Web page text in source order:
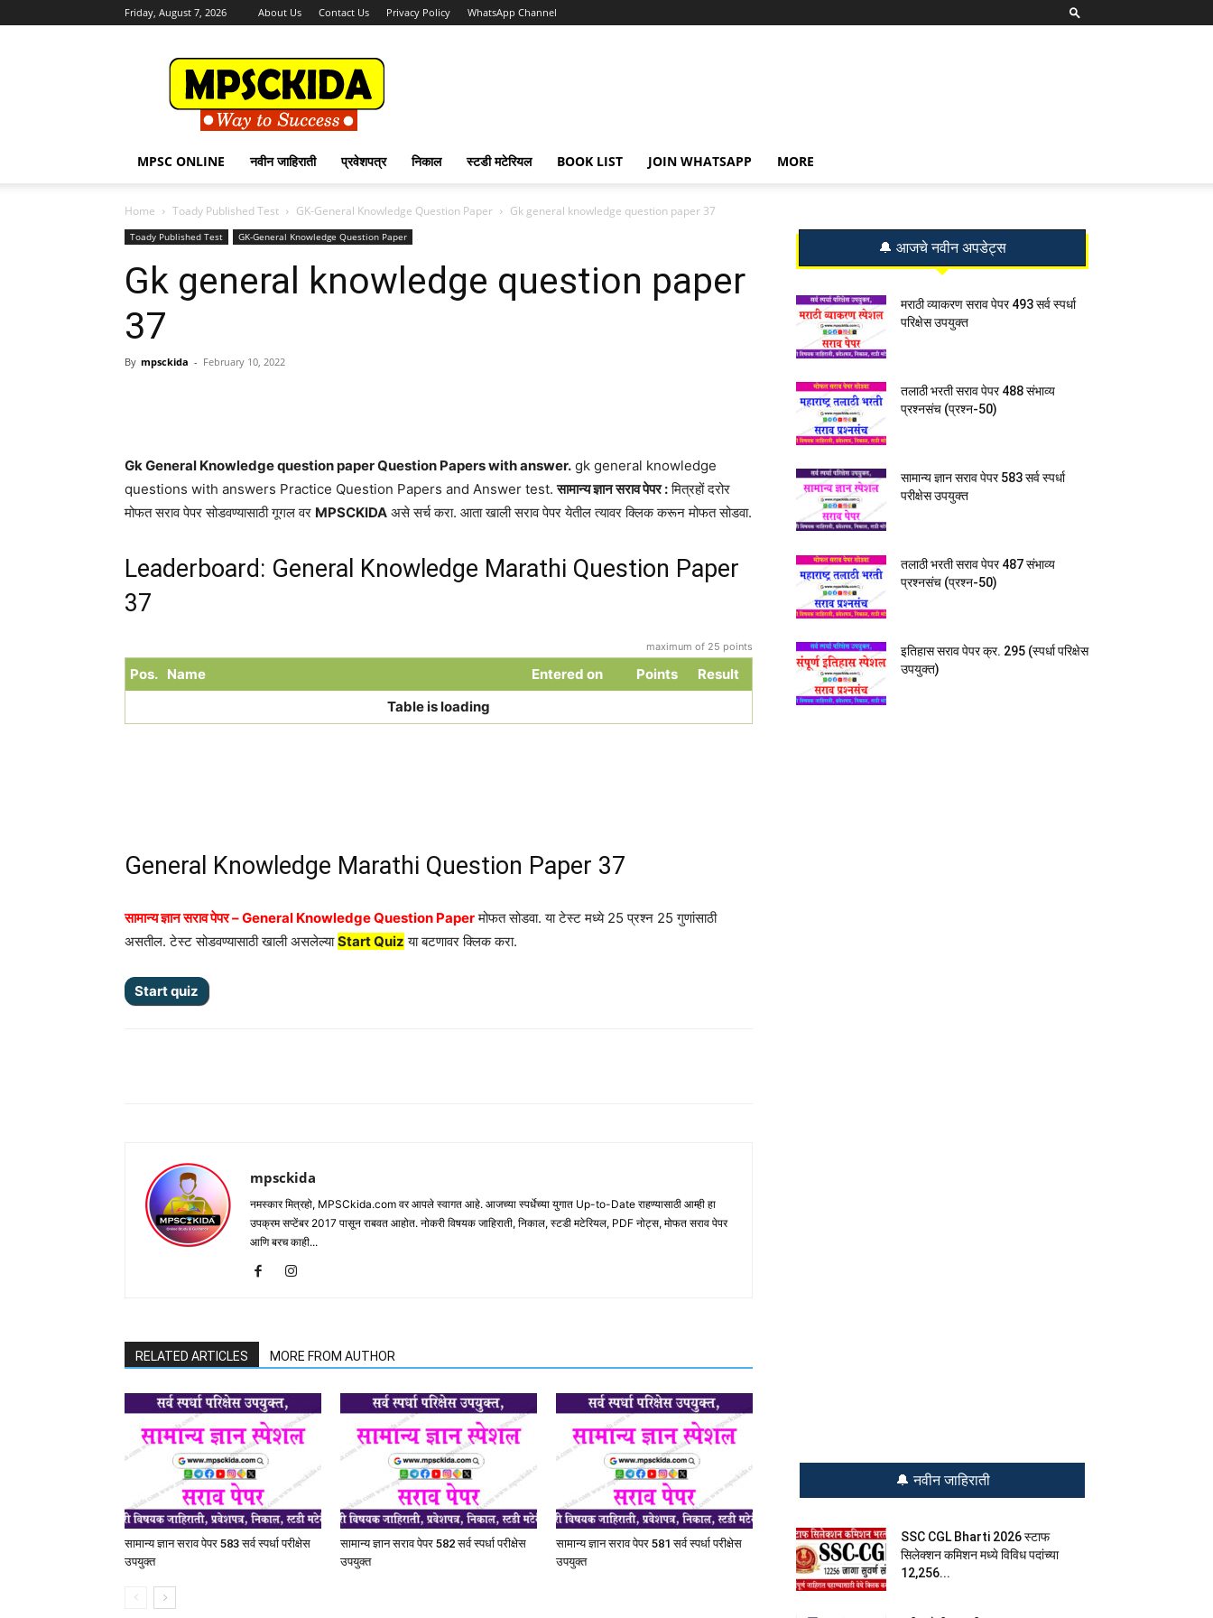
Friday, August 7, 2026 About Us Contact Us Privacy Policy WhatsApp Channel
MPSCKida.com
सर्व
नवीन
जाहिराती
Letest
Jobs
MPSC ONLINE नवीन जाहिराती प्रवेशपत्र निकाल स्टडी मटेरियल BOOK LIST JOIN WHATSAPP MORE
Home Toady Published Test GK-General Knowledge Question Paper Gk general knowledge question paper 37
Toady Published Test GK-General Knowledge Question Paper
Gk general knowledge question paper
37
By mpsckida - February 10, 2022
Gk General Knowledge question paper Question Papers with answer. gk general knowledge
questions with answers Practice Question Papers and Answer test.सामान्य ज्ञान सराव पेपर :मित्रहों दरोर
मोफत सराव पेपर सोडवण्यासाठी गूगल वर MPSCKIDA असे सर्च करा. आता खाली सराव पेपर येतील त्यावर क्लिक करून मोफत सोडवा.
Leaderboard: General Knowledge Marathi Question Paper
37
maximum of 25 points
Pos. Name Entered on Points
Result
Table is loading
General Knowledge Marathi Question Paper 37
सामान्य ज्ञान सराव पेपर – General Knowledge Question Paperमोफत सोडवा. या टेस्ट मध्ये 25 प्रश्न 25 गुणांसाठी
असतील. टेस्ट सोडवण्यासाठी खाली असलेल्याStart Quiz या बटणावर क्लिक करा.
mpsckida
नमस्कार मित्रहो, MPSCkida.com वर आपले स्वागत आहे. आजच्या स्पर्धेच्या युगात Up-to-Date राहण्यासाठी आम्ही हा
उपक्रम सप्टेंबर 2017 पासून राबवत आहोत. नोकरी विषयक जाहिराती, निकाल, स्टडी मटेरियल, PDF नोट्स, मोफत सराव पेपर
आणि बरच काही...
RELATED ARTICLES MORE FROM AUTHOR
सामान्य ज्ञान सराव पेपर 583 सर्व स्पर्धा परीक्षेस
उपयुक्त
सामान्य ज्ञान सराव पेपर 582 सर्व स्पर्धा परीक्षेस
उपयुक्त
सामान्य ज्ञान सराव पेपर 581 सर्व स्पर्धा परीक्षेस
उपयुक्त
🔔 आजचे नवीन अपडेट्स
मराठी व्याकरण सराव पेपर 493 सर्व स्पर्धा
परिक्षेस उपयुक्त
तलाठी भरती सराव पेपर 488 संभाव्य
प्रश्नसंच (प्रश्न-50)
सामान्य ज्ञान सराव पेपर 583 सर्व स्पर्धा
परीक्षेस उपयुक्त
तलाठी भरती सराव पेपर 487 संभाव्य
प्रश्नसंच (प्रश्न-50)
इतिहास सराव पेपर क्र. 295 (स्पर्धा परिक्षेस
उपयुक्त)
🔔 नवीन जाहिराती
SSC CGL Bharti 2026 स्टाफ
सिलेक्शन कमिशन मध्ये विविध पदांच्या
12,256...